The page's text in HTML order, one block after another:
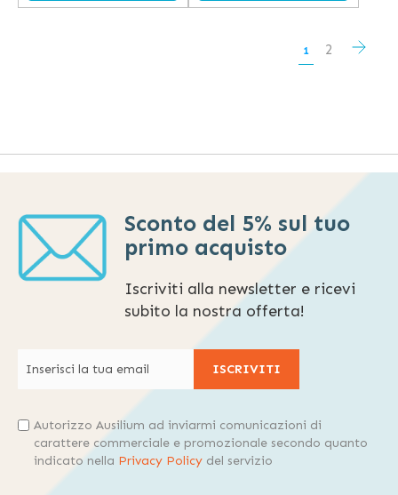
Pagina
Attualmente
pagina
1 Pagina
2
Sconto del 5% sul tuo
primo acquisto
Iscriviti alla newsletter e ricevi
subito la nostra offerta!
ISCRIVITI
Autorizzo Ausilium ad inviarmi comunicazioni di
carattere commerciale e promozionale secondo quanto
indicato nella Privacy Policy del servizio